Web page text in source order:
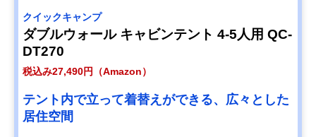
クイックキャンプ
ダブルウォール キャビンテント 4-5人用 QC-
DT270
税込み27,490円（Amazon）
テント内で立って着替えができる、広々とした
居住空間